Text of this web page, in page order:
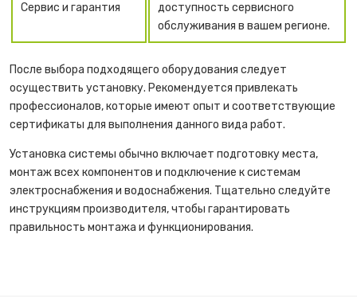
Сервис и гарантия
доступность сервисного
обслуживания в вашем регионе.
После выбора подходящего оборудования следует
осуществить установку. Рекомендуется привлекать
профессионалов, которые имеют опыт и соответствующие
сертификаты для выполнения данного вида работ.
Установка системы обычно включает подготовку места,
монтаж всех компонентов и подключение к системам
электроснабжения и водоснабжения. Тщательно следуйте
инструкциям производителя, чтобы гарантировать
правильность монтажа и функционирования.